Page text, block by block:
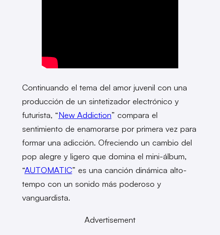
Continuando el tema del amor juvenil con una
producción de un sintetizador electrónico y
futurista, “New Addiction” compara el
sentimiento de enamorarse por primera vez para
formar una adicción. Ofreciendo un cambio del
pop alegre y ligero que domina el mini-álbum,
“AUTOMATIC” es una canción dinámica alto-
tempo con un sonido más poderoso y
vanguardista.
Advertisement